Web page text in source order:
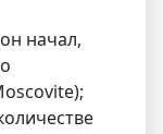
начал,